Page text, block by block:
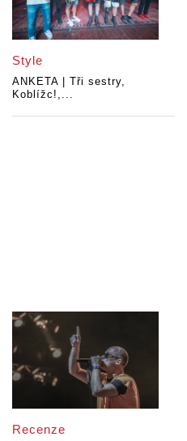
Style
ANKETA | Tři sestry,
Koblížc!,...
Recenze